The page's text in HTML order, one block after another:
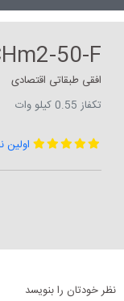
50-F
افقی طبقاتی اقتصادی
تکفاز 0.55 کیلو وات
اولین
نظر خودتان را بنویسد